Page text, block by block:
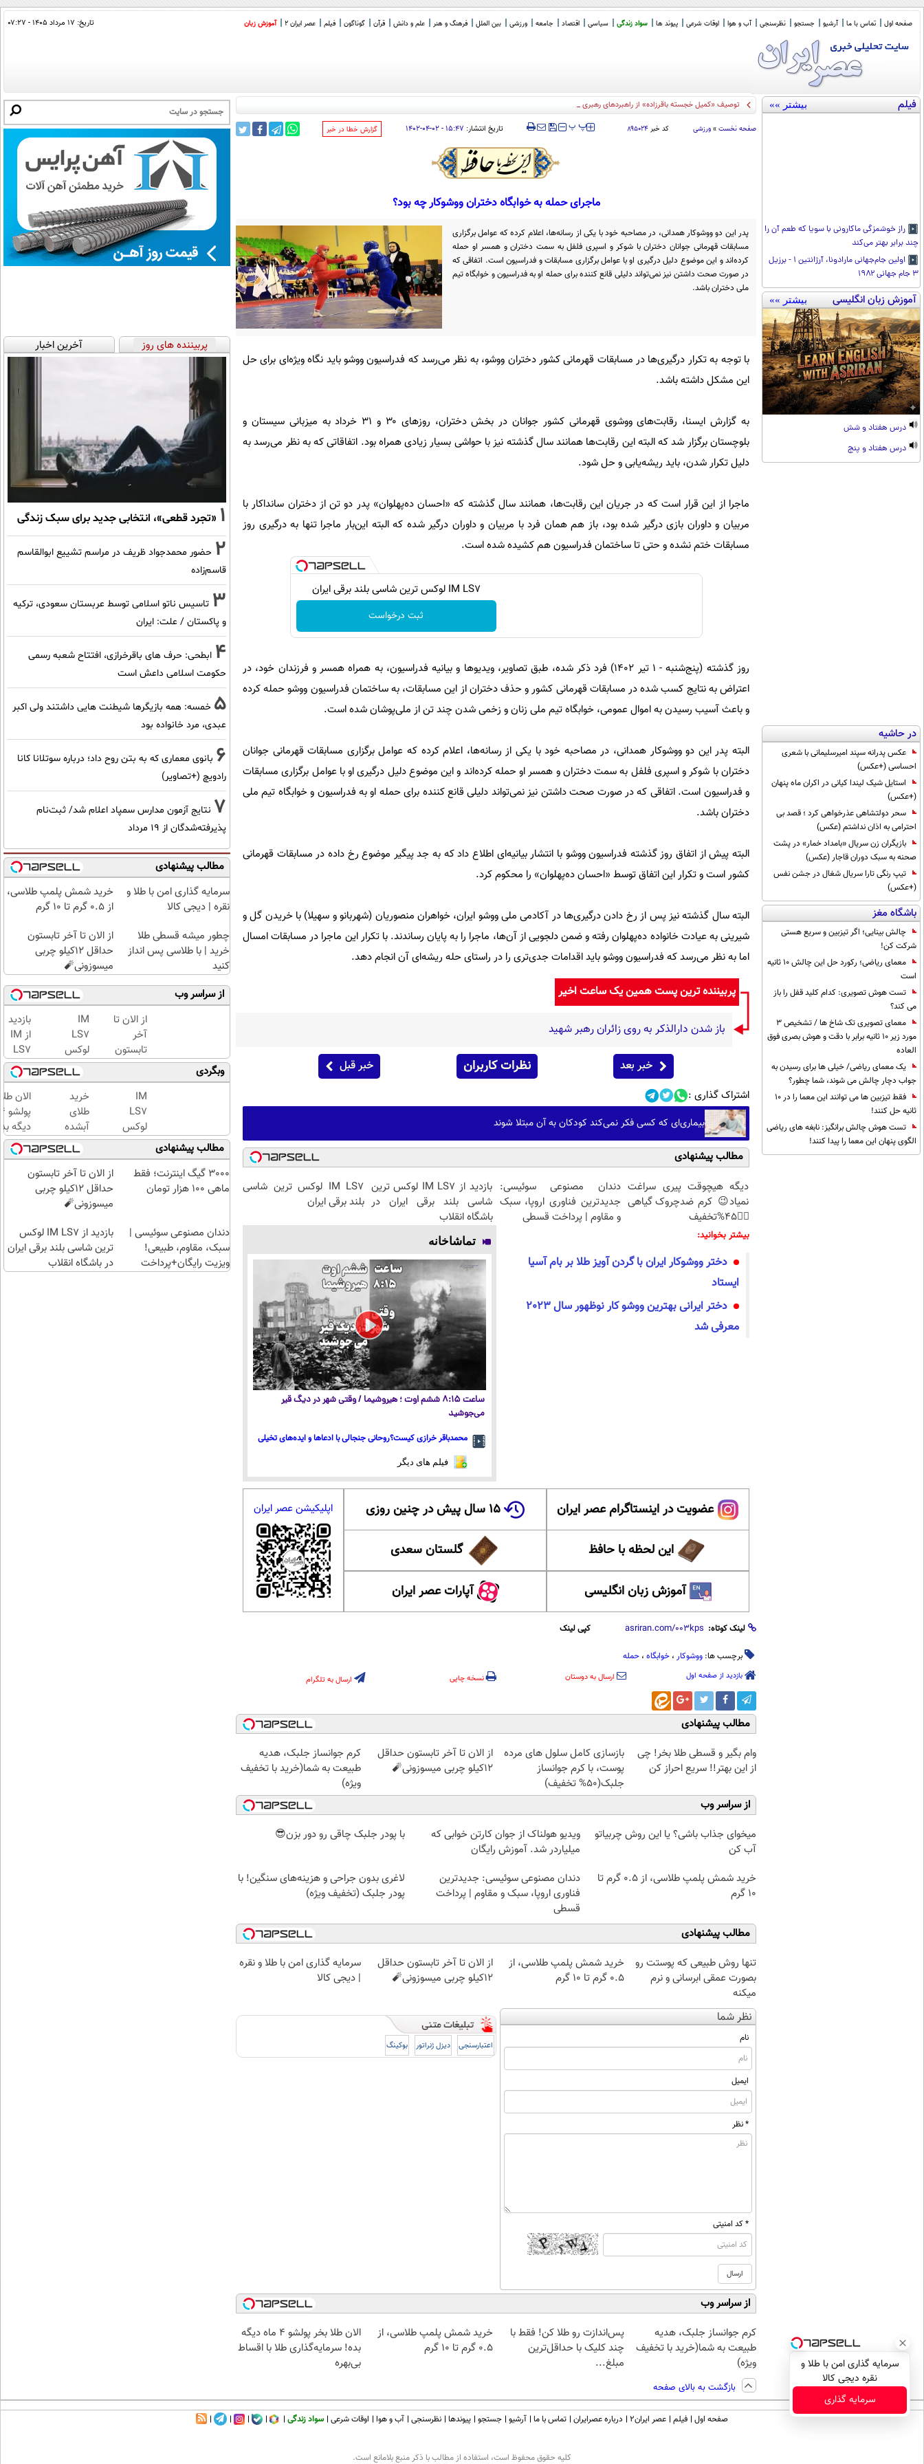
صفحه اول تماس با ما آرشیو جستجو نظرسنجی آب و هوا اوقات شرعی پیوند ها سواد زندگی سیاسی اقتصاد جامعه ورزشی بین الملل فرهنگ و هنر علم و دانش قرآن گوناگون فیلم عصر ایران 2 آموزش زبان تاریخ: ۱۷ مرداد ۱۴۰۵ - ۰۷:۲۷
فیلم بیشتر »»
راز خوشمزگی ماکارونی با سویا که طعم آن را
چند برابر بهتر می‌کند
اولین جام‌جهانی مارادونا، آرژانتین ۱ - برزیل
۳ جام جهانی ۱۹۸۲
آموزش زبان انگلیسی بیشتر »»
درس هفتاد و شش
درس هفتاد و پنج
در حاشیه
عکس پدرانه سپند امیرسلیمانی با شعری
احساسی (+عکس)
استایل شیک لیندا کیانی در اکران ماه پنهان
(+عکس)
سحر دولتشاهی عذرخواهی کرد ؛ قصد بی
احترامی به اذان نداشتم (عکس)
بازیگران زن سریال «بامداد خمار» در پشت
صحنه به سبک دوران قاجار (عکس)
تیپ رنگی تارا سریال شغال در جشن نفس
(+عکس)
باشگاه مغز
چالش بینایی؛ اگر تیزبین و سریع هستی
شرکت کن!
معمای ریاضی؛ رکورد حل این چالش 10 ثانیه
است
تست هوش تصویری: کدام کلید قفل را باز
می کند؟
معمای تصویری تک شاخ ها / تشخیص 3
مورد زیر 10 ثانیه برابر با دقت و هوش بصری فوق
العاده
یک معمای ریاضی/ خیلی ها برای رسیدن به
جواب دچار چالش می شوند، شما چطور؟
فقط تیزبین ها می توانند این معما را در 10
ثانیه حل کنند!
تست هوش چالش برانگیز: نابغه های ریاضی
الگوی پنهان این معما را پیدا کنند!
توصیف «کمیل خجسته باقرزاده» از راهبردهای رهبری در شکل دادن به ن
صفحه نخست » ورزشی کد خبر۸۹۵۰۲۴ ‍‍‍ پ پ تاریخ انتشار: ۱۵:۴۷ - ۰۲-۰۴-۱۴۰۲ ‌گزارش خطا در خبر
ماجرای حمله به خوابگاه دختران ووشوکار چه بود؟
پدر این دو ووشوکار همدانی، در مصاحبه خود با یکی از رسانه‌ها، اعلام کرده که عوامل برگزاری
مسابقات قهرمانی جوانان دختران با شوکر و اسپری فلفل به سمت دختران و همسر او حمله
کرده‌اند و این موضوع دلیل درگیری او با عوامل برگزاری مسابقات و فدراسیون است. اتفاقی که
در صورت صحت داشتن نیز نمی‌تواند دلیلی قانع کننده برای حمله او به فدراسیون و خوابگاه تیم
ملی دختران باشد.
با توجه به تکرار درگیری‌ها در مسابقات قهرمانی کشور دختران ووشو، به نظر می‌رسد که فدراسیون ووشو باید نگاه ویژه‌ای برای حل
این مشکل داشته باشد.
به گزارش ایسنا، رقابت‌های ووشوی قهرمانی کشور جوانان در بخش دختران، روزهای ۳۰ و ۳۱ خرداد به میزبانی سیستان و
بلوچستان برگزار شد که البته این رقابت‌ها همانند سال گذشته نیز با حواشی بسیار زیادی همراه بود. اتفاقاتی که به نظر می‌رسد به
دلیل تکرار شدن، باید ریشه‌یابی و حل شود.
ماجرا از این قرار است که در جریان این رقابت‌ها، همانند سال گذشته که «احسان ده‌پهلوان» پدر دو تن از دختران سانداکار با
مربیان و داوران بازی درگیر شده بود، باز هم همان فرد با مربیان و داوران درگیر شده که البته این‌بار ماجرا تنها به درگیری روز
مسابقات ختم نشده و حتی تا ساختمان فدراسیون هم کشیده شده است.
IM LS7 لوکس ترین شاسی بلند برقی ایران
ثبت درخواست
روز گذشته (پنج‌شنبه - ۱ تیر ۱۴۰۲) فرد ذکر شده، طبق تصاویر، ویدیوها و بیانیه فدراسیون، به همراه همسر و فرزندان خود، در
اعتراض به نتایج کسب شده در مسابقات قهرمانی کشور و حذف دختران از این مسابقات، به ساختمان فدراسیون ووشو حمله کرده
و باعث آسیب رسیدن به اموال عمومی، خوابگاه تیم ملی زنان و زخمی شدن چند تن از ملی‌پوشان شده است.
البته پدر این دو ووشوکار همدانی، در مصاحبه خود با یکی از رسانه‌ها، اعلام کرده که عوامل برگزاری مسابقات قهرمانی جوانان
دختران با شوکر و اسپری فلفل به سمت دختران و همسر او حمله کرده‌اند و این موضوع دلیل درگیری او با عوامل برگزاری مسابقات
و فدراسیون است. اتفاقی که در صورت صحت داشتن نیز نمی‌تواند دلیلی قانع کننده برای حمله او به فدراسیون و خوابگاه تیم ملی
دختران باشد.
البته پیش از اتفاق روز گذشته فدراسیون ووشو با انتشار بیانیه‌ای اطلاع داد که به جد پیگیر موضوع رخ داده در مسابقات قهرمانی
کشور است و تکرار این اتفاق توسط «احسان ده‌پهلوان» را محکوم کرد.
البته سال گذشته نیز پس از رخ دادن درگیری‌ها در آکادمی ملی ووشو ایران، خواهران منصوریان (شهربانو و سهیلا) با خریدن گل و
شیرینی به عیادت خانواده ده‌پهلوان رفته و ضمن دلجویی از آن‌ها، ماجرا را به پایان رساندند. با تکرار این ماجرا در مسابقات امسال
اما به نظر می‌رسد که فدراسیون ووشو باید اقدامات جدی‌تری را در راستای حله ریشه‌ای آن انجام دهد.
پربیننده ترین پست همین یک ساعت اخیر
باز شدن دارالذکر به روی زائران رهبر شهید
خبر بعد نظرات کاربران خبر قبل
اشتراک گذاری :
بیماری‌ای که کسی فکر نمی‌کند کودکان به آن مبتلا شوند
مطالب پیشنهادی
دیگه هیچوقت پیری سراغت
نمیاد😉 کرم ضدچروک گیاهی
👈🏻45%تخفیف
دندان مصنوعی سوئیسی:
جدیدترین فناوری اروپا، سبک
و مقاوم | پرداخت قسطی
بازدید از IM LS7 لوکس ترین
شاسی بلند برقی ایران در
باشگاه انقلاب
IM LS7 لوکس ترین شاسی
بلند برقی ایران
بیشتر بخوانید:
دختر ووشوکار ایران با گردن آویز طلا بر بام آسیا
ایستاد
دختر ایرانی بهترین ووشو کار نوظهور سال 2023
معرفی شد
تماشاخانه
ساعت ۸:۱۵ ششم اوت ؛ هیروشیما / وقتی شهر در دیگ قیر
می‌جوشید
محمدباقر خرازی کیست؟روحانی جنجالی با ادعاها و ایده‌های تخیلی
فیلم های دیگر
عضویت در اینستاگرام عصر ایران ۱۵ سال پیش در چنین روزی
این لحظه با حافظ گلستان سعدی
آموزش زبان انگلیسی آپارات عصر ایران
اپلیکیشن عصر ایران
لینک کوتاه: کپی لینک
برچسب ها: ووشوکار ، خوابگاه ، حمله
بازدید از صفحه اول ارسال به دوستان نسخه چاپی ارسال به تلگرام
مطالب پیشنهادی
وام بگیر و قسطی طلا بخر! چی
از این بهتر!! سریع احراز کن
بازسازی کامل سلول های مرده
پوست، با کرم جوانساز
جلبک(50% تخفیف)
از الان تا آخر تابستون حداقل
12کیلو چربی میسوزونی🧨
کرم جوانساز جلبک، هدیه
طبیعت به شما(خرید با تخفیف
ویژه)
از سراسر وب
میخوای جذاب باشی؟ یا این روش چربیاتو
آب کن
ویدیو هولناک از جوان کارتن خوابی که
میلیاردر شد. آموزش رایگان
با پودر جلبک چاقی رو دور بزن😎
خرید شمش پلمپ طلاسی، از ۰.۵ گرم تا
۱۰ گرم
دندان مصنوعی سوئیسی: جدیدترین
فناوری اروپا، سبک و مقاوم | پرداخت
قسطی
لاغری بدون جراحی و هزینه‌های سنگین! با
پودر جلبک (تخفیف ویژه)
مطالب پیشنهادی
تنها روش طبیعی که پوستت رو
بصورت عمقی ابرسانی و نرم
میکنه
خرید شمش پلمپ طلاسی، از
۰.۵ گرم تا ۱۰ گرم
از الان تا آخر تابستون حداقل
12کیلو چربی میسوزونی🧨
سرمایه گذاری امن با طلا و نقره
| دیجی کالا
نظر شما
نام
ایمیل
* نظر
* کد امنیتی
اعتبارسنجی دیزل ژنراتور بوکینگ
از سراسر وب
کرم جوانساز جلبک، هدیه
طبیعت به شما(خرید با تخفیف
ویژه)
پس‌اندازت رو طلا کن! فقط با
چند کلیک با حداقل‌ترین
مبلغ...
خرید شمش پلمپ طلاسی، از
۰.۵ گرم تا ۱۰ گرم
الان طلا بخر پولشو 4 ماه دیگه
بده! سرمایه‌گذاری طلا با اقساط
بی‌بهره
بازگشت به بالای صفحه
پربیننده های روز آخرین اخبار
1 «تجرد قطعی»، انتخابی جدید برای سبک زندگی
2 حضور محمدجواد ظریف در مراسم تشییع ابوالقاسم
قاسم‌زاده
3 تاسیس ناتو اسلامی توسط عربستان سعودی، ترکیه
و پاکستان / علت: ایران
4 ابطحی: حرف های باقرخرازی، افتتاح شعبه رسمی
حکومت اسلامی داعش است
5 خمسه: همه بازیگرها شیطنت هایی داشتند ولی اکبر
عبدی، مرد خانواده بود
6 بانوی معماری که به بتن روح داد؛ درباره سوتلانا کانا
رادویچ (+تصاویر)
7 نتایج آزمون مدارس سمپاد اعلام شد/ ثبت‌نام
پذیرفته‌شدگان از ۱۹ مرداد
مطالب پیشنهادی
سرمایه گذاری امن با طلا و
نقره | دیجی کالا
خرید شمش پلمپ طلاسی،
از ۰.۵ گرم تا ۱۰ گرم
چطور میشه قسطی طلا
خرید | با طلاسی پس انداز
کنید
از الان تا آخر تابستون
حداقل 12کیلو چربی
میسوزونی🧨
از سراسر وب
از الان تا
آخر
تابستون
حداقل
12کیلو
چربی
میسوزونی
🧨
IM
LS7
لوکس
ترین
شاسی
بلند
برقی
ایران
بازدید
از IM
LS7
لوکس
ترین
شاسی
بلند
برقی
ایران
در
باشگاه
وبگردی
IM
LS7
لوکس
ترین
شاسی
بلند
برقی
خرید
طلای
آبشده
حتی با
۱۰۰هزارتومان
الان
دیگه
طلا با
بی‌بهره
مطالب پیشنهادی
3000 گیگ اینترنت؛ فقط
ماهی 100 هزار تومان
از الان تا آخر تابستون
حداقل 12کیلو چربی
میسوزونی🧨
دندان مصنوعی سوئیسی |
سبک، مقاوم، طبیعی!
ویزیت رایگان+پرداخت
بازدید از IM LS7 لوکس
ترین شاسی بلند برقی ایران
در باشگاه انقلاب
سرمایه گذاری امن با طلا و
نقره دیجی کالا
سرمایه گذاری
صفحه اول فیلم عصر ایران۲ درباره عصرایران تماس با ما آرشیو جستجو پیوندها نظرسنجی آب و هوا اوقات شرعی سواد زندگی
كليه حقوق محفوظ است، استفاده از مطالب با ذكر منبع بلامانع است.